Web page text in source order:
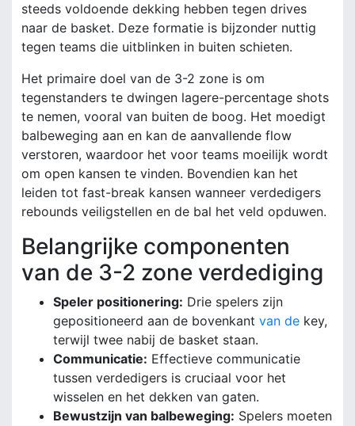
steeds voldoende dekking hebben tegen drives
naar de basket. Deze formatie is bijzonder nuttig
tegen teams die uitblinken in buiten schieten.
Het primaire doel van de 3-2 zone is om
tegenstanders te dwingen lagere-percentage shots
te nemen, vooral van buiten de boog. Het moedigt
balbeweging aan en kan de aanvallende flow
verstoren, waardoor het voor teams moeilijk wordt
om open kansen te vinden. Bovendien kan het
leiden tot fast-break kansen wanneer verdedigers
rebounds veiligstellen en de bal het veld opduwen.
Belangrijke componenten
van de 3-2 zone verdediging
Speler positionering: Drie spelers zijn
gepositioneerd aan de bovenkant van de key,
terwijl twee nabij de basket staan.
Communicatie: Effectieve communicatie
tussen verdedigers is cruciaal voor het
wisselen en het dekken van gaten.
Bewustzijn van balbeweging: Spelers moeten